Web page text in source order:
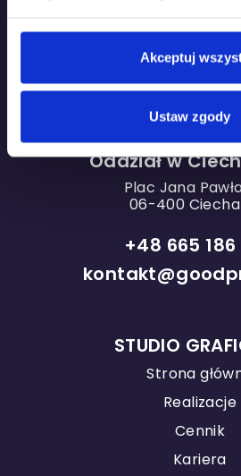
Akceptuj
Ustaw zgody
Oddział w
ul.
00-844
Oddział w
Plac Jana
06-400
+48 665
STUDIO
Strona
Realizacje
Cennik
Kariera